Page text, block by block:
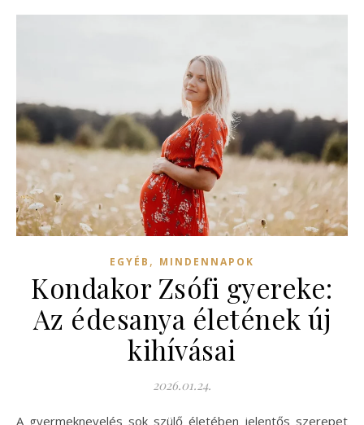
EGYÉB , MINDENNAPOK
Kondakor Zsófi gyereke:
Az édesanya életének új
kihívásai
2026.01.24.
A gyermeknevelés sok szülő életében jelentős szerepet